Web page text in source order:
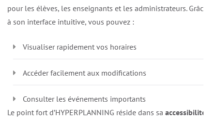
pour les élèves, les enseignants et les administrateurs. Grâce
à son interface intuitive, vous pouvez :
Visualiser rapidement vos horaires
Accéder facilement aux modifications
Consulter les événements importants
Le point fort d’HYPERPLANNING réside dans sa accessibilité